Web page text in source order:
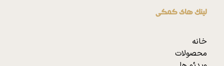
لینک های کمکی
خانه
محصولات